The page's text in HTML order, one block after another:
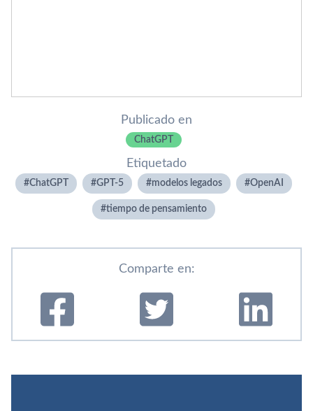
Publicado en
ChatGPT
Etiquetado
ChatGPT GPT-5 modelos legados OpenAI
tiempo de pensamiento
Comparte en: